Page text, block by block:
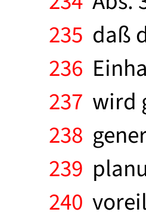
235 daß
236
237 wird
238
239
240